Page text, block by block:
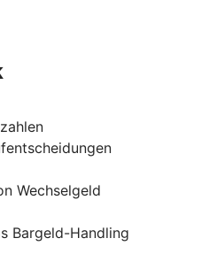
Wechselgeld
Bargeld-Handling